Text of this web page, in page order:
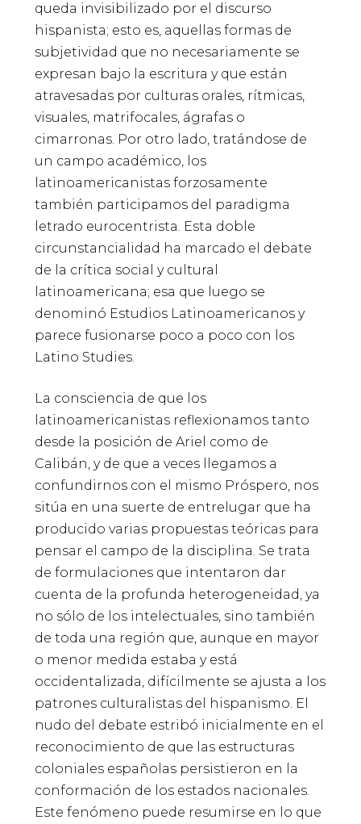
queda invisibilizado por el discurso
hispanista; esto es, aquellas formas de
subjetividad que no necesariamente se
expresan bajo la escritura y que están
atravesadas por culturas orales, rítmicas,
visuales, matrifocales, ágrafas o
cimarronas. Por otro lado, tratándose de
un campo académico, los
latinoamericanistas forzosamente
también participamos del paradigma
letrado eurocentrista. Esta doble
circunstancialidad ha marcado el debate
de la crítica social y cultural
latinoamericana; esa que luego se
denominó Estudios Latinoamericanos y
parece fusionarse poco a poco con los
Latino Studies.
La consciencia de que los
latinoamericanistas reflexionamos tanto
desde la posición de Ariel como de
Calibán, y de que a veces llegamos a
confundirnos con el mismo Próspero, nos
sitúa en una suerte de entrelugar que ha
producido varias propuestas teóricas para
pensar el campo de la disciplina. Se trata
de formulaciones que intentaron dar
cuenta de la profunda heterogeneidad, ya
no sólo de los intelectuales, sino también
de toda una región que, aunque en mayor
o menor medida estaba y está
occidentalizada, difícilmente se ajusta a los
patrones culturalistas del hispanismo. El
nudo del debate estribó inicialmente en el
reconocimiento de que las estructuras
coloniales españolas persistieron en la
conformación de los estados nacionales.
Este fenómeno puede resumirse en lo que